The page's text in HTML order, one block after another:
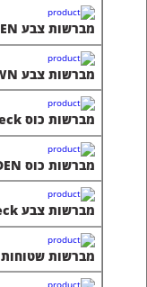
מברשות צבע HARDEN
מברשות צבע CROWN
מברשות כוס Great Neck
מברשות כוס HARDEN
מברשות צבע Great Neck
מברשות שטוחות FECIN